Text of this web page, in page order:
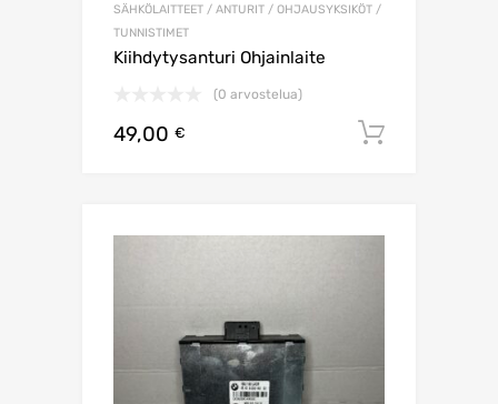
SÄHKÖLAITTEET / ANTURIT / OHJAUSYKSIKÖT /
TUNNISTIMET
Kiihdytysanturi Ohjainlaite
(0 arvostelua)
49,00 €